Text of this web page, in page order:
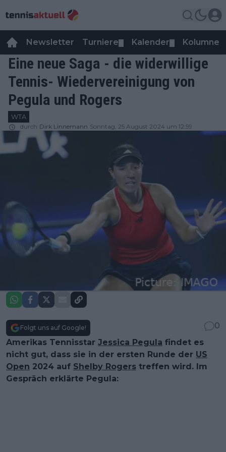
Newsletter Turniere Kalender Kolumnen
Eine neue Saga - die widerwillige
Tennis- Wiedervereinigung von
Pegula und Rogers
WTA
durch Dirk Linnemann Sonntag, 25 August 2024 um 12:59
Folgt uns auf Google!
0
Amerikas Tennisstar Jessica Pegula findet es
nicht gut, dass sie in der ersten Runde der US
Open 2024 auf Shelby Rogers treffen wird. Im
Gespräch erklärte Pegula: